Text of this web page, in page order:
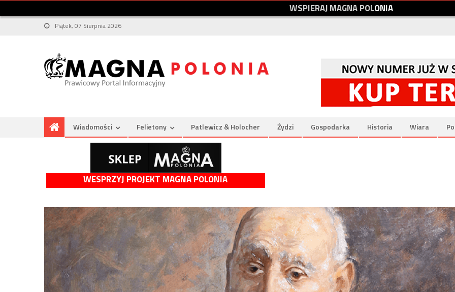
WSPIERAJMAGNAPOLONIA
Piątek, 07 Sierpnia 2026
Wiadomości Felietony Patlewicz & Holocher Żydzi Gospodarka Historia Wiara
WESPRZYJ PROJEKT MAGNA POLONIA